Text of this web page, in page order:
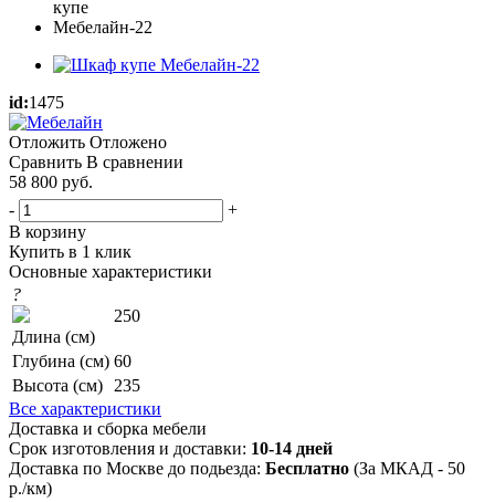
id:1475
Отложить Отложено
Сравнить В сравнении
58 800 руб.
-
+
В корзину
Купить в 1 клик
Основные характеристики
?
Длина (см)
250
Глубина (см) 60
Высота (см)
235
Все характеристики
Доставка и сборка мебели
Срок изготовления и доставки: 10-14 дней
Доставка по Москве до подьезда: Бесплатно (За МКАД - 50
р./км)